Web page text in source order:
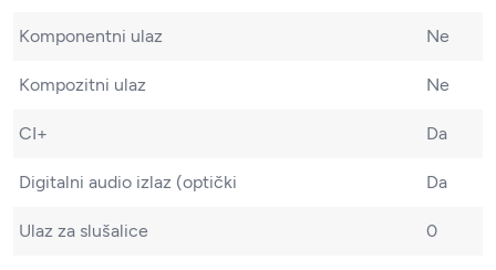
Komponentni ulaz Ne
Kompozitni ulaz Ne
CI+ Da
Digitalni audio izlaz (optički Da
Ulaz za slušalice 0